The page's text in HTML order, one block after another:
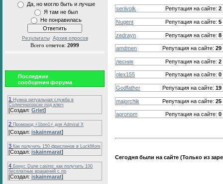
Да, но могло быть и лучше
Я там не был
Не понравилась
Результаты Архив опросов
Всего ответов: 2099
Последние
сообщения форума
1 Нужна ритуальная служба в
Солнечногорске под ключ
[Создал: Griet]
2 Промокод ⚡️1bon1⚡️ для Admiral X
[Создал: iskainmarat]
3 Как получить 150 фриспинов в LuckMore
[Создал: iskainmarat]
4 Бонус Dune casino: как получить 100
бесплатных вращений с пр
[Создал: iskainmarat]
seriivolk Репутация на сайте: 2
Nugent Репутация на сайте: 5
zedrayn Репутация на сайте: 8
amdmen Репутация на сайте: 29
лесник Репутация на сайте: 2
olex155 Репутация на сайте: 0
Godfather Репутация на сайте: 19
majorchik Репутация на сайте: 25
agronom Репутация на сайте: 0
Сегодня были на сайте (Только из